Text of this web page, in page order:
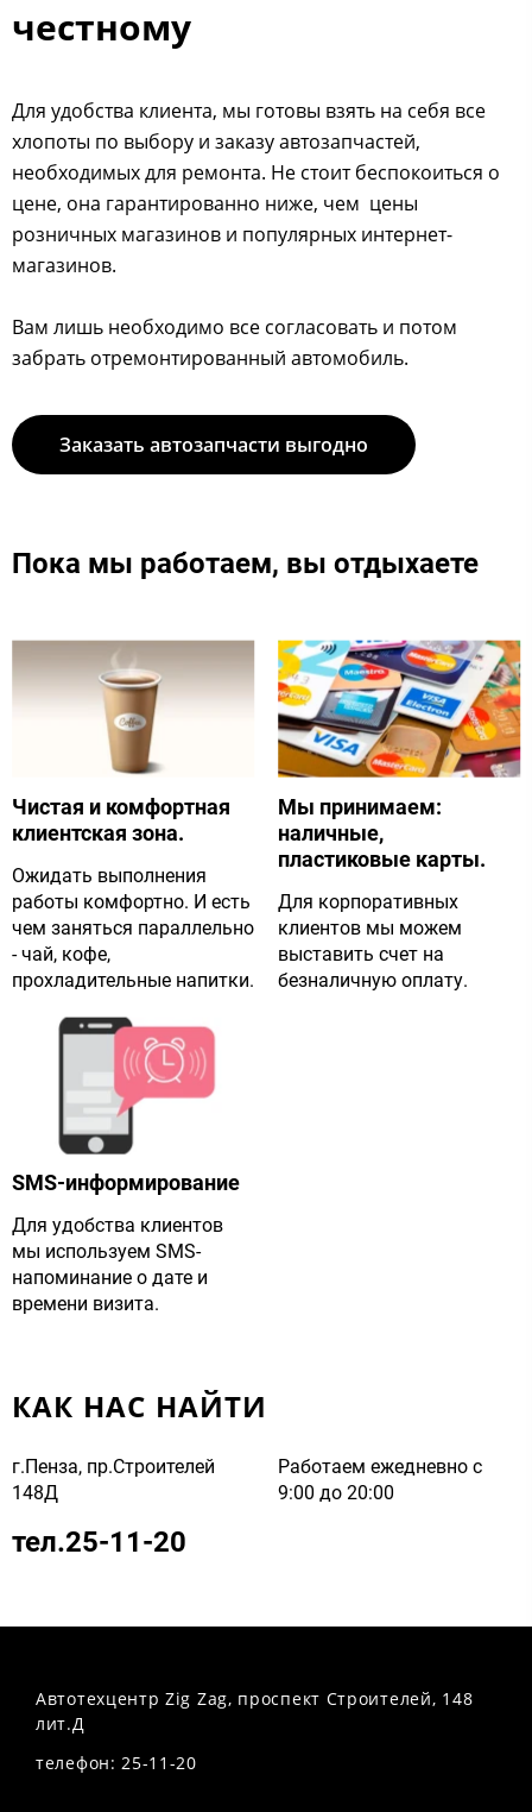
честному
Для удобства клиента, мы готовы взять на себя все
хлопоты по выбору и заказу автозапчастей,
необходимых для ремонта. Не стоит беспокоиться о
цене, она гарантированно ниже, чем цены
розничных магазинов и популярных интернет-
магазинов.
Вам лишь необходимо все согласовать и потом
забрать отремонтированный автомобиль. ​
Заказать автозапчасти выгодно
Пока мы работаем, вы отдыхаете
Чистая и комфортная
клиентская зона.
Ожидать выполнения
работы комфортно. И есть
чем заняться параллельно
- чай, кофе,
прохладительные напитки.
Мы принимаем:
наличные,
пластиковые карты.
Для корпоративных
клиентов мы можем
выставить счет на
безналичную оплату.
SMS-информирование
Для удобства клиентов
мы используем SMS-
напоминание о дате и
времени визита.
КАК НАС НАЙТИ
г.Пенза, пр.Строителей
148Д
Работаем ежедневно с
9:00 до 20:00
тел.25-11-20
Автотехцентр Zig Zag, проспект Строителей, 148
лит.Д
телефон: 25-11-20